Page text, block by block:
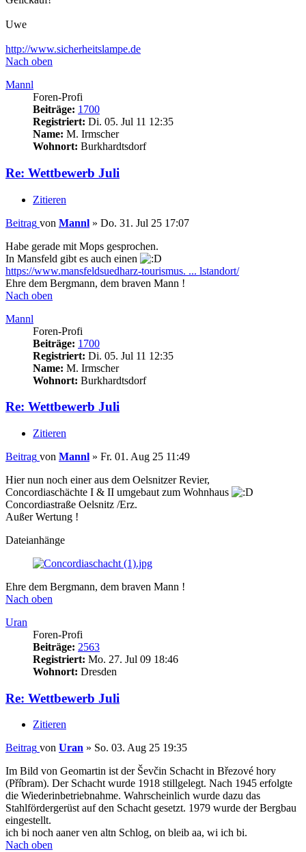
Uwe
http://www.sicherheitslampe.de
Nach oben
Mannl
Foren-Profi
Beiträge: 1700
Registriert: Di. 05. Jul 11 12:35
Name: M. Irmscher
Wohnort: Burkhardtsdorf
Re: Wettbewerb Juli
Zitieren
Beitrag von Mannl » Do. 31. Jul 25 17:07
Habe gerade mit Mops gesprochen.
In Mansfeld gibt es auch einen
https://www.mansfeldsuedharz-tourismus. ... lstandort/
Ehre dem Bergmann, dem braven Mann !
Nach oben
Mannl
Foren-Profi
Beiträge: 1700
Registriert: Di. 05. Jul 11 12:35
Name: M. Irmscher
Wohnort: Burkhardtsdorf
Re: Wettbewerb Juli
Zitieren
Beitrag von Mannl » Fr. 01. Aug 25 11:49
Hier nun noch einer aus dem Oelsnitzer Revier,
Concordiaschächte I & II umgebaut zum Wohnhaus
Concordiastraße Oelsnitz /Erz.
Außer Wertung !
Dateianhänge
Ehre dem Bergmann, dem braven Mann !
Nach oben
Uran
Foren-Profi
Beiträge: 2563
Registriert: Mo. 27. Jul 09 18:46
Wohnort: Dresden
Re: Wettbewerb Juli
Zitieren
Beitrag von Uran » So. 03. Aug 25 19:35
Im Bild von Geomartin ist der Ševčin Schacht in Březové hory
(Příbram). Der Schacht wurde 1918 stillgelegt. Nach 1945 erfolgte
die Wiederinbetriebnahme. Wahrscheinlich wurde dazu das
Stahlfördergerüst auf den Schacht gesetzt. 1979 wurde der Bergbau
eingestellt.
ich bi noch aaner ven altn Schlog, on bleib aa, wi ich bi.
Nach oben